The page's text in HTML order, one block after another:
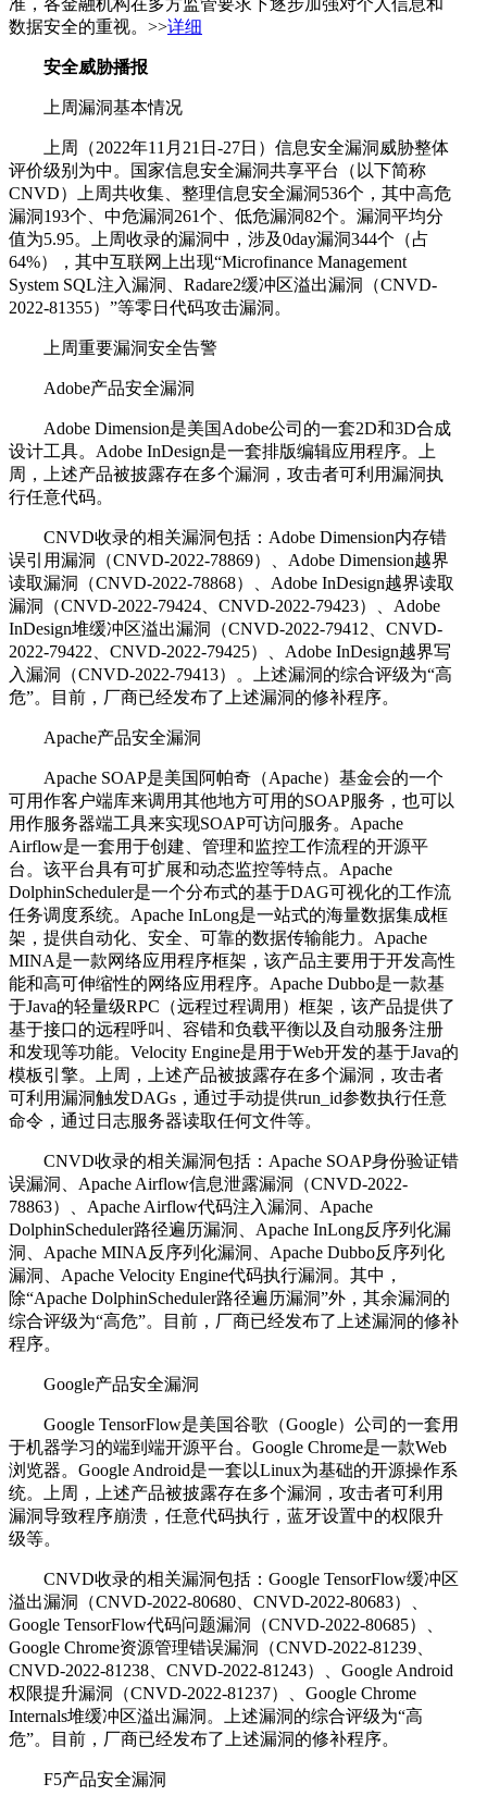
数据安全的重视。>>详细
安全威胁播报
上周漏洞基本情况
上周（2022年11月21日-27日）信息安全漏洞威胁整体
评价级别为中。国家信息安全漏洞共享平台（以下简称
CNVD）上周共收集、整理信息安全漏洞536个，其中高危
漏洞193个、中危漏洞261个、低危漏洞82个。漏洞平均分
值为5.95。上周收录的漏洞中，涉及0day漏洞344个（占
64%），其中互联网上出现“Microfinance Management
System SQL注入漏洞、Radare2缓冲区溢出漏洞（CNVD-
2022-81355）”等零日代码攻击漏洞。
上周重要漏洞安全告警
Adobe产品安全漏洞
Adobe Dimension是美国Adobe公司的一套2D和3D合成
设计工具。Adobe InDesign是一套排版编辑应用程序。上
周，上述产品被披露存在多个漏洞，攻击者可利用漏洞执
行任意代码。
CNVD收录的相关漏洞包括：Adobe Dimension内存错
误引用漏洞（CNVD-2022-78869）、Adobe Dimension越界
读取漏洞（CNVD-2022-78868）、Adobe InDesign越界读取
漏洞（CNVD-2022-79424、CNVD-2022-79423）、Adobe
InDesign堆缓冲区溢出漏洞（CNVD-2022-79412、CNVD-
2022-79422、CNVD-2022-79425）、Adobe InDesign越界写
入漏洞（CNVD-2022-79413）。上述漏洞的综合评级为“高
危”。目前，厂商已经发布了上述漏洞的修补程序。
Apache产品安全漏洞
Apache SOAP是美国阿帕奇（Apache）基金会的一个
可用作客户端库来调用其他地方可用的SOAP服务，也可以
用作服务器端工具来实现SOAP可访问服务。Apache
Airflow是一套用于创建、管理和监控工作流程的开源平
台。该平台具有可扩展和动态监控等特点。Apache
DolphinScheduler是一个分布式的基于DAG可视化的工作流
任务调度系统。Apache InLong是一站式的海量数据集成框
架，提供自动化、安全、可靠的数据传输能力。Apache
MINA是一款网络应用程序框架，该产品主要用于开发高性
能和高可伸缩性的网络应用程序。Apache Dubbo是一款基
于Java的轻量级RPC（远程过程调用）框架，该产品提供了
基于接口的远程呼叫、容错和负载平衡以及自动服务注册
和发现等功能。Velocity Engine是用于Web开发的基于Java的
模板引擎。上周，上述产品被披露存在多个漏洞，攻击者
可利用漏洞触发DAGs，通过手动提供run_id参数执行任意
命令，通过日志服务器读取任何文件等。
CNVD收录的相关漏洞包括：Apache SOAP身份验证错
误漏洞、Apache Airflow信息泄露漏洞（CNVD-2022-
78863）、Apache Airflow代码注入漏洞、Apache
DolphinScheduler路径遍历漏洞、Apache InLong反序列化漏
洞、Apache MINA反序列化漏洞、Apache Dubbo反序列化
漏洞、Apache Velocity Engine代码执行漏洞。其中，
除“Apache DolphinScheduler路径遍历漏洞”外，其余漏洞的
综合评级为“高危”。目前，厂商已经发布了上述漏洞的修补
程序。
Google产品安全漏洞
Google TensorFlow是美国谷歌（Google）公司的一套用
于机器学习的端到端开源平台。Google Chrome是一款Web
浏览器。Google Android是一套以Linux为基础的开源操作系
统。上周，上述产品被披露存在多个漏洞，攻击者可利用
漏洞导致程序崩溃，任意代码执行，蓝牙设置中的权限升
级等。
CNVD收录的相关漏洞包括：Google TensorFlow缓冲区
溢出漏洞（CNVD-2022-80680、CNVD-2022-80683）、
Google TensorFlow代码问题漏洞（CNVD-2022-80685）、
Google Chrome资源管理错误漏洞（CNVD-2022-81239、
CNVD-2022-81238、CNVD-2022-81243）、Google Android
权限提升漏洞（CNVD-2022-81237）、Google Chrome
Internals堆缓冲区溢出漏洞。上述漏洞的综合评级为“高
危”。目前，厂商已经发布了上述漏洞的修补程序。
F5产品安全漏洞